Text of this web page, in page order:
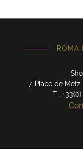
ROMA
7, Place de
T :